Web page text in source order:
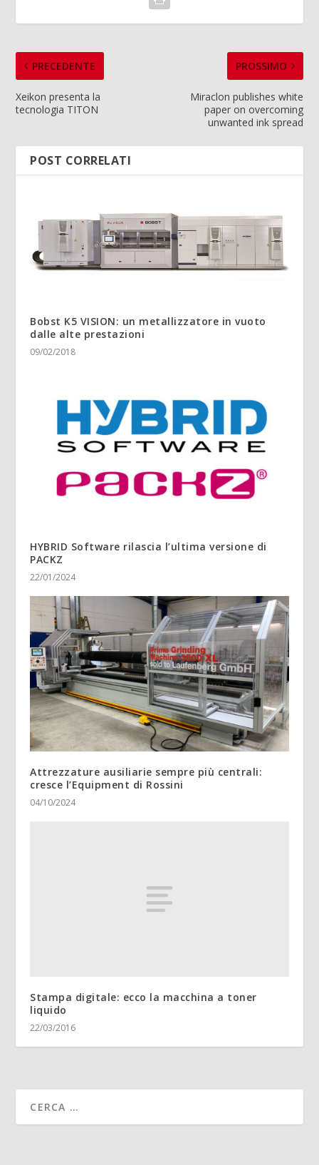
PRECEDENTE
Xeikon presenta la
tecnologia TITON
PROSSIMO
Miraclon publishes white
paper on overcoming
unwanted ink spread
POST CORRELATI
Bobst K5 VISION: un metallizzatore in vuoto
dalle alte prestazioni
09/02/2018
HYBRID Software rilascia l’ultima versione di
PACKZ
22/01/2024
Attrezzature ausiliarie sempre più centrali:
cresce l’Equipment di Rossini
04/10/2024
Stampa digitale: ecco la macchina a toner
liquido
22/03/2016